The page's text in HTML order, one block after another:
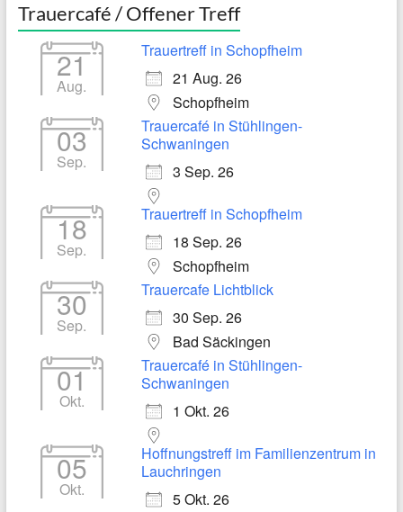
Trauercafé / Offener Treff
21
Aug.
Trauertreff in Schopfheim
21 Aug. 26
Schopfheim
03
Sep.
Trauercafé in Stühlingen-
Schwaningen
3 Sep. 26
18
Sep.
Trauertreff in Schopfheim
18 Sep. 26
Schopfheim
30
Sep.
Trauercafe Lichtblick
30 Sep. 26
Bad Säckingen
01
Okt.
Trauercafé in Stühlingen-
Schwaningen
1 Okt. 26
05
Okt.
Hoffnungstreff im Familienzentrum in
Lauchringen
5 Okt. 26